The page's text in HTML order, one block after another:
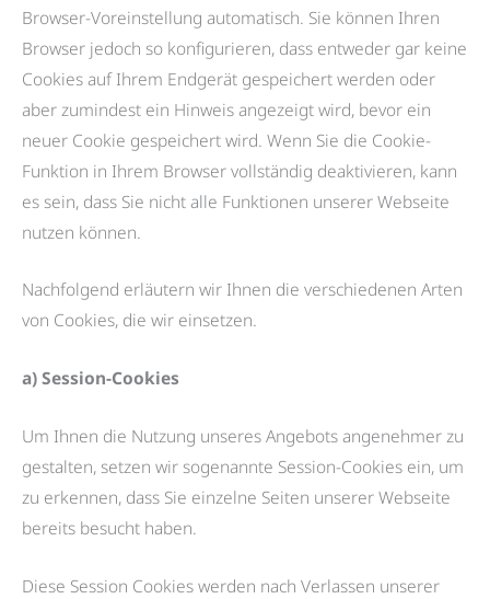
Browser-Voreinstellung automatisch. Sie können Ihren
Browser jedoch so konfigurieren, dass entweder gar keine
Cookies auf Ihrem Endgerät gespeichert werden oder
aber zumindest ein Hinweis angezeigt wird, bevor ein
neuer Cookie gespeichert wird. Wenn Sie die Cookie-
Funktion in Ihrem Browser vollständig deaktivieren, kann
es sein, dass Sie nicht alle Funktionen unserer Webseite
nutzen können.
Nachfolgend erläutern wir Ihnen die verschiedenen Arten
von Cookies, die wir einsetzen.
a) Session-Cookies
Um Ihnen die Nutzung unseres Angebots angenehmer zu
gestalten, setzen wir sogenannte Session-Cookies ein, um
zu erkennen, dass Sie einzelne Seiten unserer Webseite
bereits besucht haben.
Diese Session Cookies werden nach Verlassen unserer